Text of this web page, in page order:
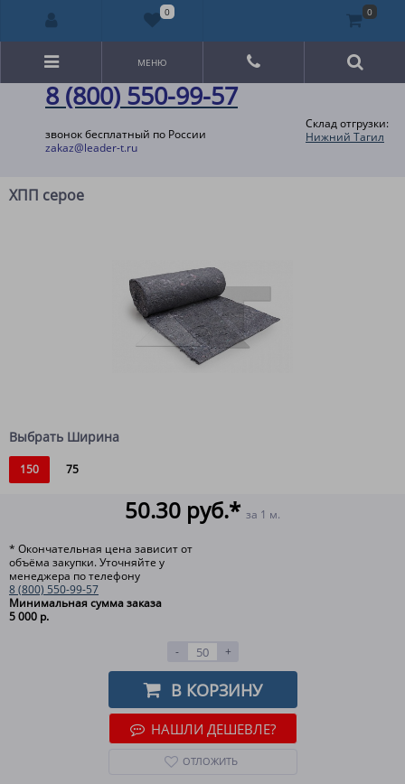
8 (800) 550-99-57
звонок бесплатный по России
zakaz@leader-t.ru
Склад отгрузки:
Нижний Тагил
МЕНЮ
ХПП серое
Выбрать Ширина
150 75
50.30 руб.* за 1 м.
* Окончательная цена зависит от
объёма закупки. Уточняйте у
менеджера по телефону
8 (800) 550-99-57
Минимальная сумма заказа
5 000 р.
- +
В КОРЗИНУ
НАШЛИ ДЕШЕВЛЕ?
ОТЛОЖИТЬ
0 0